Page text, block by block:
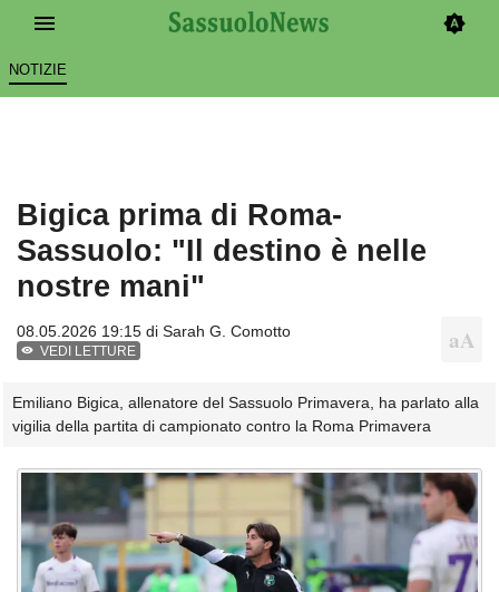
NOTIZIE
Bigica prima di Roma-
Sassuolo: "Il destino è nelle
nostre mani"
08.05.2026 19:15 di Sarah G. Comotto
VEDI LETTURE
Emiliano Bigica, allenatore del Sassuolo Primavera, ha parlato alla
vigilia della partita di campionato contro la Roma Primavera